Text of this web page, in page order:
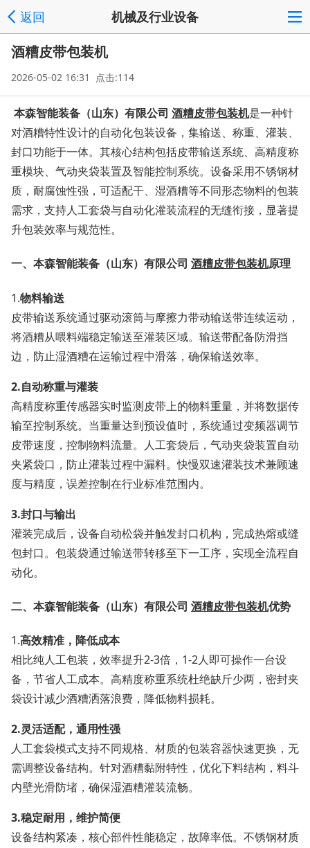
返回 机械及行业设备
酒糟皮带包装机
2026-05-02 16:31 点击:114
本森智能装备（山东）有限公司 酒糟皮带包装机是一种针
对酒糟特性设计的自动化包装设备，集输送、称重、灌装、
封口功能于一体。其核心结构包括皮带输送系统、高精度称
重模块、气动夹袋装置及智能控制系统。设备采用不锈钢材
质，耐腐蚀性强，可适配干、湿酒糟等不同形态物料的包装
需求，支持人工套袋与自动化灌装流程的无缝衔接，显著提
升包装效率与规范性。
一、 本森智能装备（山东）有限公司 酒糟皮带包装机原理
1.物料输送
皮带输送系统通过驱动滚筒与摩擦力带动输送带连续运动，
将酒糟从喂料端稳定输送至灌装区域。输送带配备防滑挡
边，防止湿酒糟在运输过程中滑落，确保输送效率。
2.自动称重与灌装
高精度称重传感器实时监测皮带上的物料重量，并将数据传
输至控制系统。当重量达到预设值时，系统通过变频器调节
皮带速度，控制物料流量。人工套袋后，气动夹袋装置自动
夹紧袋口，防止灌装过程中漏料。快慢双速灌装技术兼顾速
度与精度，误差控制在行业标准范围内。
3.封口与输出
灌装完成后，设备自动松袋并触发封口机构，完成热熔或缝
包封口。包装袋通过输送带转移至下一工序，实现全流程自
动化。
二、 本森智能装备（山东）有限公司 酒糟皮带包装机优势
1.高效精准，降低成本
相比纯人工包装，效率提升2-3倍，1-2人即可操作一台设
备，节省人工成本。高精度称重系统杜绝缺斤少两，密封夹
袋设计减少酒糟洒落浪费，降低物料损耗。
2.灵活适配，通用性强
人工套袋模式支持不同规格、材质的包装容器快速更换，无
需调整设备结构。针对酒糟黏附特性，优化下料结构，料斗
内壁光滑防堵，确保湿酒糟灌装流畅。
3.稳定耐用，维护简便
设备结构紧凑，核心部件性能稳定，故障率低。不锈钢材质